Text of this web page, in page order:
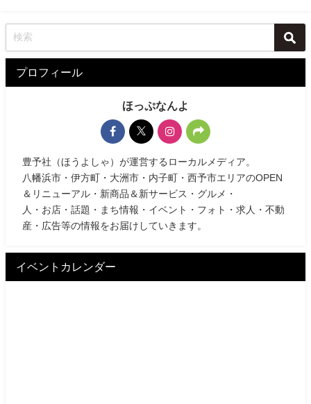
プロフィール
ほっぷなんよ
豊予社（ほうよしゃ）が運営するローカルメディア。
八幡浜市・伊方町・大洲市・内子町・西予市エリアのOPEN
＆リニューアル・新商品＆新サービス・グルメ・
人・お店・話題・まち情報・イベント・フォト・求人・不動
産・広告等の情報をお届けしていきます。
イベントカレンダー